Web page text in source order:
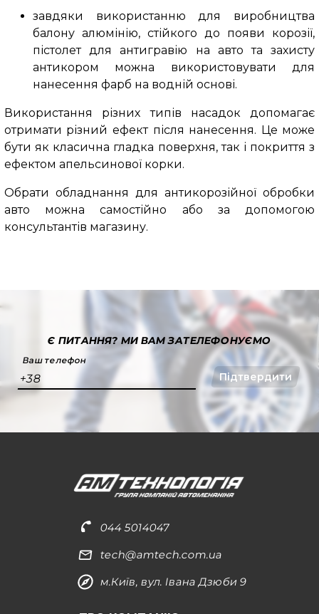
завдяки використанню для виробництва
балону алюмінію, стійкого до появи корозії,
пістолет для антигравію на авто та захисту
антикором можна використовувати для
нанесення фарб на водній основі.
Використання різних типів насадок допомагає
отримати різний ефект після нанесення. Це може
бути як класична гладка поверхня, так і покриття з
ефектом апельсинової корки.
Обрати обладнання для антикорозійної обробки
авто можна самостійно або за допомогою
консультантів магазину.
Є ПИТАННЯ?МИ ВАМ ЗАТЕЛЕФОНУЄМО
Ваш телефон
+38 Підтвердити
044 5014047
tech@amtech.com.ua
м.Київ, вул. Івана Дзюби 9